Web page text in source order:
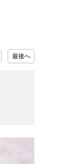
最後へ
盆 曲物100g入【